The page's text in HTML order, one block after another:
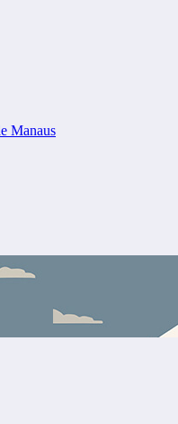
Manaus